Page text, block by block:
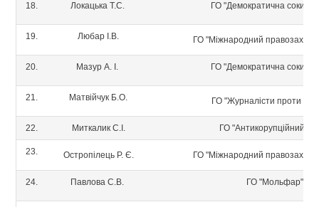
18. Локацька Т.С. ГО "Демократична сокира
19. Любар І.В. ГО "Міжнародний
20. Мазур А. І. ГО "Демократична сокира
21. Матвійчук Б.О. ГО "Журналісти проти
22. Миткалик С.І. ГО "Антикорупційний
23. Остропілець Р. Є. ГО "Міжнародний
24. Павлова С.В. ГО "Мольфар"